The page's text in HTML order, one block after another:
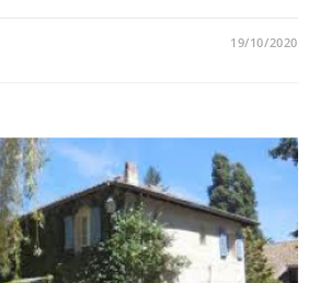
19/10/2020